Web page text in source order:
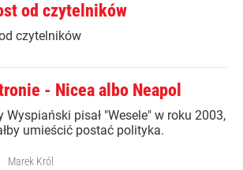
od czytelników
czytelników
- Nicea albo Neapol
Wyspiański pisał "Wesele" w roku 2003,
umieścić postać polityka.
Marek Król